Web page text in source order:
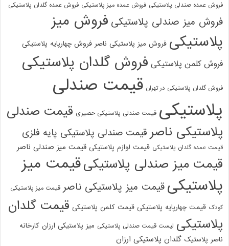
فروش عمده صندلی پلاستیکی فروش عمده میز پلاستیکی فروش عمده گلدان پلاستیکی
فروش میز صندلی پلاستیکی فروش میز
پلاستیکی فروش میز پلاستیکی ناصر فروش چهارپایه پلاستیکی
فروش کلمن پلاستیکی فروش گلدان پلاستیکی
فروش گلدان پلاستیکی در تهران قیمت صندلی
پلاستیکی قیمت صندلی پلاستیکی حصیری قیمت صندلی
پلاستیکی ناصر قیمت صندلی پلاستیکی پایه فلزی
قیمت عمده گلدان پلاستیکی قیمت لوازم پلاستیکی قیمت میز صندلی ناصر
قیمت میز صندلی پلاستیکیقیمت میز
پلاستیکی قیمت میز پلاستیکی ناصر قیمت میز پلاستیکی
کودک قیمت چهارپایه پلاستیکی قیمت کلمن پلاستیکی قیمت گلدان
پلاستیکی لیست قیمت صندلی پلاستیکی میز پلاستیکی ارزان کارخانه
ناصر پلاستیک گلدان پلاستیکی ارزان